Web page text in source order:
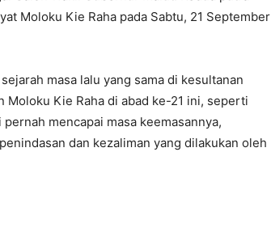
Moloku Kie Raha pada Sabtu, 21 September
masa lalu yang sama di kesultanan
Kie Raha di abad ke-21 ini, seperti
mencapai masa keemasannya,
dan kezaliman yang dilakukan oleh